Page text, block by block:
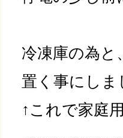
冷凍庫の為と
置く事にしま
↑これで家庭